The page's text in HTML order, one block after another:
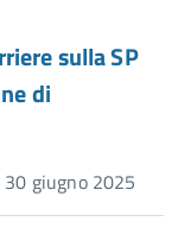
sulla SP
di
giugno 2025